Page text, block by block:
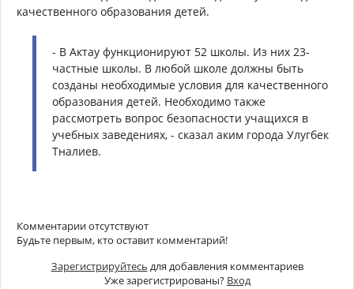
качественного образования детей.
- В Актау функционируют 52 школы. Из них 23-
частные школы. В любой школе должны быть
созданы необходимые условия для качественного
образования детей. Необходимо также
рассмотреть вопрос безопасности учащихся в
учебных заведениях, - сказал аким города Улугбек
Тналиев.
Комментарии отсутствуют
Будьте первым, кто оставит комментарий!
Зарегистрируйтесь для добавления комментариев
Уже зарегистрированы? Вход